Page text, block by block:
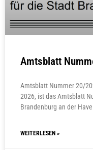
Amtsblatt
Amtsblatt Nummer 20/
2026, ist das Amtsblatt
Brandenburg an der
WEITERLESEN »